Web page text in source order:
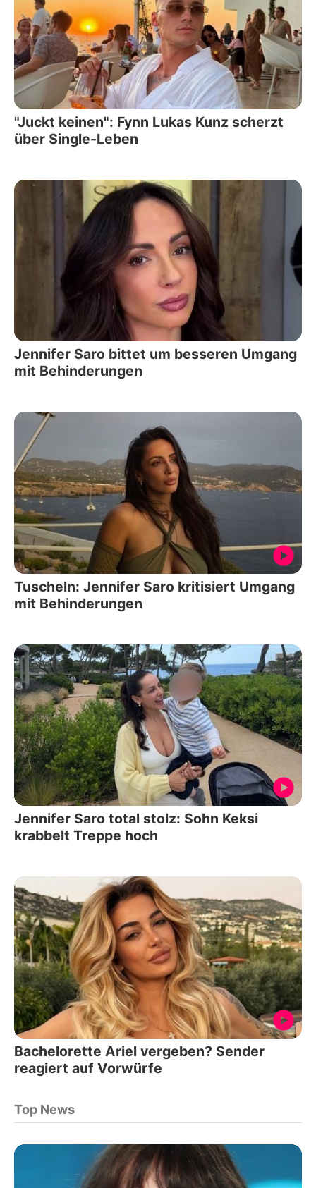
"Juckt keinen": Fynn Lukas Kunz scherzt
über Single-Leben
Jennifer Saro bittet um besseren Umgang
mit Behinderungen
Tuscheln: Jennifer Saro kritisiert Umgang
mit Behinderungen
Jennifer Saro total stolz: Sohn Keksi
krabbelt Treppe hoch
Bachelorette Ariel vergeben? Sender
reagiert auf Vorwürfe
Top News